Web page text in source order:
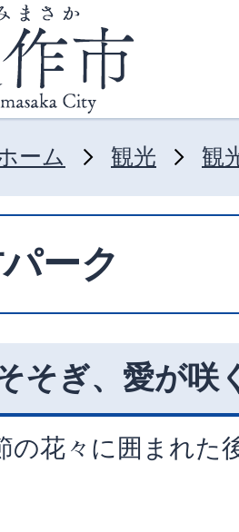
ーム 観光 観
ーク
そぎ、愛が咲
の花々に囲まれた